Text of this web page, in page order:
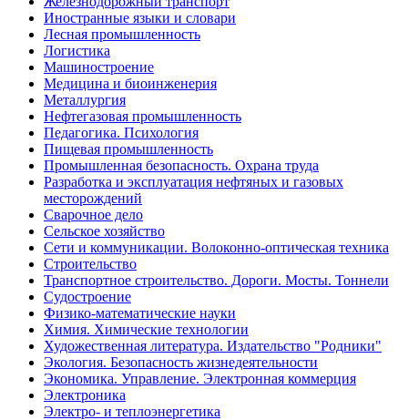
Иностранные языки и словари
Лесная промышленность
Логистика
Машиностроение
Медицина и биоинженерия
Металлургия
Нефтегазовая промышленность
Педагогика. Психология
Пищевая промышленность
Промышленная безопасность. Охрана труда
Разработка и эксплуатация нефтяных и газовых
месторождений
Сварочное дело
Сельское хозяйство
Сети и коммуникации. Волоконно-оптическая техника
Строительство
Транспортное строительство. Дороги. Мосты. Тоннели
Судостроение
Физико-математические науки
Химия. Химические технологии
Художественная литература. Издательство "Родники"
Экология. Безопасность жизнедеятельности
Экономика. Управление. Электронная коммерция
Электроника
Электро- и теплоэнергетика